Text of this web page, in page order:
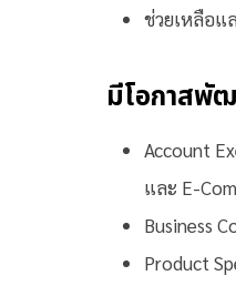
ช่วยเหลือแ
มีโอกาสพัฒ
Account
และ E-
Business
Product